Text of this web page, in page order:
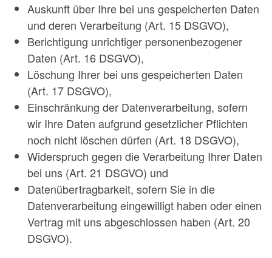
Auskunft über Ihre bei uns gespeicherten Daten
und deren Verarbeitung (Art. 15 DSGVO),
Berichtigung unrichtiger personenbezogener
Daten (Art. 16 DSGVO),
Löschung Ihrer bei uns gespeicherten Daten
(Art. 17 DSGVO),
Einschränkung der Datenverarbeitung, sofern
wir Ihre Daten aufgrund gesetzlicher Pflichten
noch nicht löschen dürfen (Art. 18 DSGVO),
Widerspruch gegen die Verarbeitung Ihrer Daten
bei uns (Art. 21 DSGVO) und
Datenübertragbarkeit, sofern Sie in die
Datenverarbeitung eingewilligt haben oder einen
Vertrag mit uns abgeschlossen haben (Art. 20
DSGVO).